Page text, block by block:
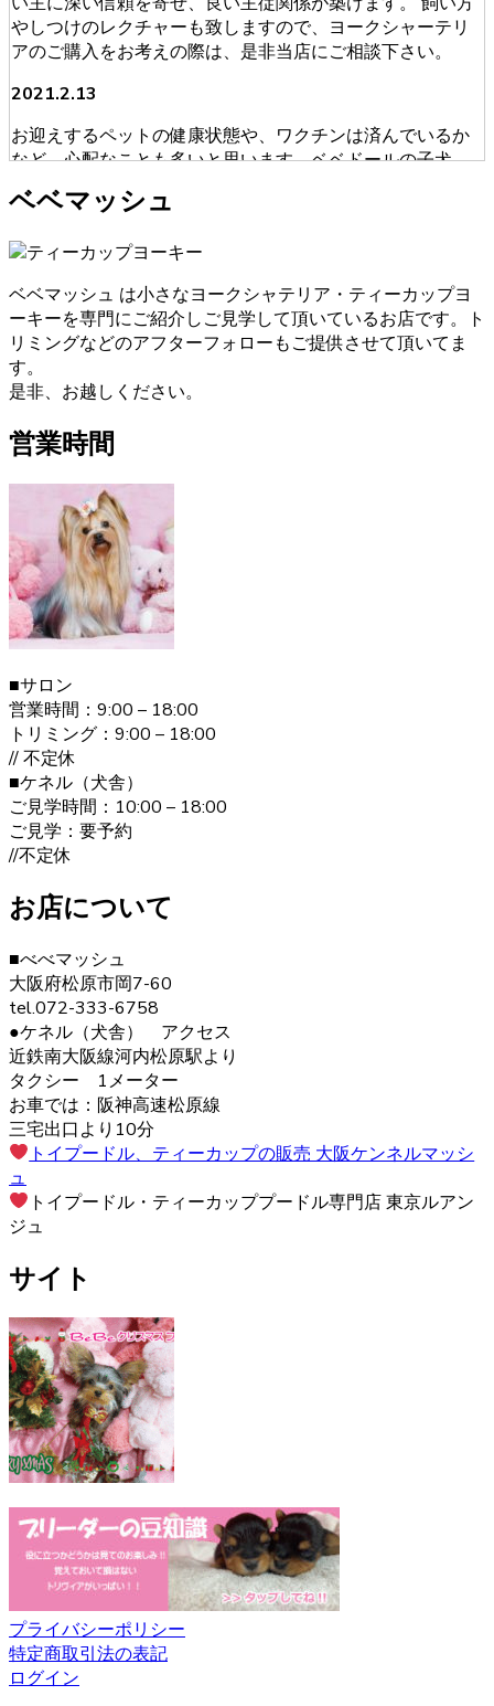
やしつけのレクチャーも致しますので、ヨークシャーテリ
アのご購入をお考えの際は、是非当店にご相談下さい。
2021.2.13
お迎えするペットの健康状態や、ワクチンは済んでいるか
など、心配なことも多いと思います。ベベドールの子犬
は、獣医師による健康診断を必ず受けております。ブリー
ダーが販売・購入に当たって安心できる育成を慎重に行っ
も安心してお迎えいただけます。ヨークシャーテリアのご
購入をお考えの際は、是非当店にご相談下さい。
2021.1.31
ヨークシャーテリアのご購入をお考えの際は、しっかり育
成としつけを行い、愛情たっぷりに接しているブリーダー
ベドールでは、ヨークシャーテリアたちの育成・販売を経
験豊富なブリーダーが行っていますのでご安心ください。
また、飼い主さんへ飼い方やしつけのレクチャーも致しま
す。ヨークシャーテリアのご購入をお考えの際は、是非当
店にご相談下さい。
2021.1.19
ヨークシャーテリアは何といっても美しい毛並みが大きな
特徴です。”動く宝石”と呼ばれとても上品な毛並みをしてい
れが必要です。伸びた被毛を結んだり、カットしたりと飼
い主の好みによってオシャレを楽しむことが出来ます。 ご
購入の際は、是非ベベドールへお問い合わせ下さい。
2020.12.30
ヨークシャーテリアの毛色は「ダーク・スチール・ブル
ー」と言われます。 子犬の頃は黒色の割合が多く、成長す
した毛色の変化も、成長の楽しみとなるでしょう。 ヨーク
シャーテリア購入をご検討の際は、お気軽にお問い合わせ
2020.12.12
ヨークシャーテリアは警戒心が強く、初対面から心を開く
ことはあまりありませんが、慣れた飼い主には甘えん坊で
す。プライドの高い犬が多いので、しつけの際は頭ごなし
に叱らず、褒めて教えるようにしましょう。さみしがりの
面もあるので、たくさんコミュニケーションをとってあげ
るのが良いでしょう。 ヨークシャーテリアの育成・販売の
ことなら、ベベドールへ是非お問い合わせください。
2020.12.4
すが、それと同じくらいしつけもしっかりと行うことも大
は、飼い主様へのお引渡しの前からしつけも含めてしっか
りとした育成を行い、飼い主様へ飼う際のアドバイスも行
っております。
2020.11.27
ヨークシャーテリアと言う名前はイングランド北部に位置
するヨークシャー地方と言う場所が由来とされています。
ヨークシャー地方およびランカシャー地方で製粉工や織物
などの工場労働者たちに飼われ、ネズミ捕りの役割を担っ
ていました。とても活発で警戒心が強いのもテリアの特徴
です。 ヨークシャーテリアの育成・販売のことなら、ベベ
ドールへ是非お問い合わせください。
2020.11.13
ベベマッシュ
ベベマッシュ は小さなヨークシャテリア・ティーカップヨ
ーキーを専門にご紹介しご見学して頂いているお店です。ト
リミングなどのアフターフォローもご提供させて頂いてま
す。
是非、お越しください。
営業時間
■サロン
営業時間：9:00 – 18:00
トリミング：9:00 – 18:00
// 不定休
■ケネル（犬舎）
ご見学時間：10:00 – 18:00
ご見学：要予約
//不定休
お店について
■べべマッシュ
大阪府松原市岡7-60
tel.072-333-6758
●ケネル（犬舎） アクセス
近鉄南大阪線河内松原駅より
タクシー 1メーター
お車では：阪神高速松原線
三宅出口より10分
トイプードル、ティーカップの販売 大阪ケンネルマッシ
ュ
トイプードル・ティーカッププードル専門店 東京ルアン
ジュ
サイト
プライバシーポリシー
特定商取引法の表記
ログイン